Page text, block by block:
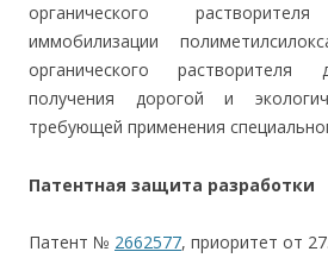
органического
иммобилизации
органического растворителя
получения дорогой и
требующей применения
Патентная защита разработки
Патент № 2662577, приоритет от